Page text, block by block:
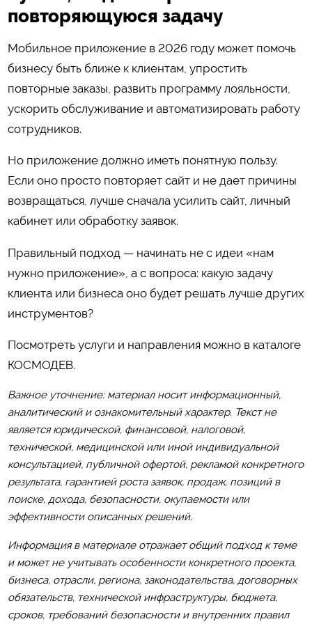
повторяющуюся задачу
Мобильное приложение в 2026 году может помочь
бизнесу быть ближе к клиентам, упростить
повторные заказы, развить программу лояльности,
ускорить обслуживание и автоматизировать работу
сотрудников.
Но приложение должно иметь понятную пользу.
Если оно просто повторяет сайт и не дает причины
возвращаться, лучше сначала усилить сайт, личный
кабинет или обработку заявок.
Правильный подход — начинать не с идеи «нам
нужно приложение», а с вопроса: какую задачу
клиента или бизнеса оно будет решать лучше других
инструментов?
Посмотреть услуги и направления можно в каталоге
КОСМОДЕВ.
Важное уточнение: материал носит информационный,
аналитический и ознакомительный характер. Текст не
является юридической, финансовой, налоговой,
технической, медицинской или иной индивидуальной
консультацией, публичной офертой, рекламой конкретного
результата, гарантией роста заявок, продаж, позиций в
поиске, дохода, безопасности, окупаемости или
эффективности описанных решений.
Информация в материале отражает общий подход к теме
и может не учитывать особенности конкретного проекта,
бизнеса, отрасли, региона, законодательства, договорных
обязательств, технической инфраструктуры, бюджета,
сроков, требований безопасности и внутренних правил